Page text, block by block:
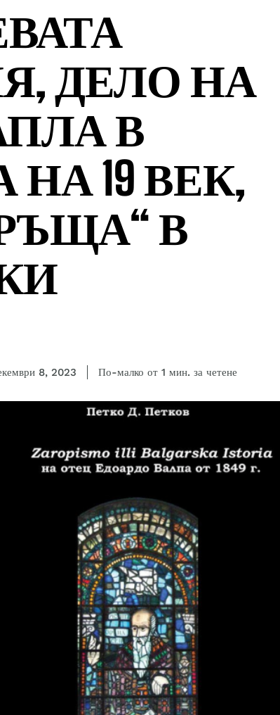
ДЕЛО НА
В
НА 19 ВЕК,
В
8, 2023 По-малко от 1 мин. за четене